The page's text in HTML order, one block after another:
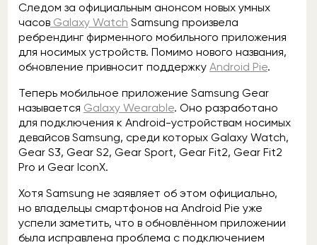
Следом за официальным анонсом новых умных
часов Galaxy Watch Samsung произвела
ребрендинг фирменного мобильного приложения
для носимых устройств. Помимо нового названия,
обновление привносит поддержку Android Pie.
Теперь мобильное приложение Samsung Gear
называется Galaxy Wearable. Оно разработано
для подключения к Android-устройствам носимых
девайсов Samsung, среди которых Galaxy Watch,
Gear S3, Gear S2, Gear Sport, Gear Fit2, Gear Fit2
Pro и Gear IconX.
Хотя Samsung не заявляет об этом официально,
но владельцы смартфонов на Android Pie уже
успели заметить, что в обновлённом приложении
была исправлена проблема с подключением